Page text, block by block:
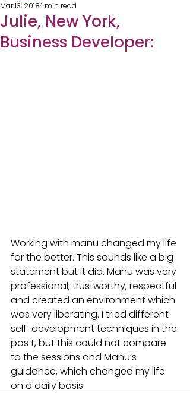
Julie, New York,
Business Developer:
Mar 13, 20181 min read
Working with manu changed my life
for the better. This sounds like a big
statement but it did. Manu was very
professional, trustworthy, respectful
and created an environment which
was very liberating. I tried different
self-development techniques in the
pas t, but this could not compare
to the sessions and Manu’s
guidance, which changed my life
on a daily basis.